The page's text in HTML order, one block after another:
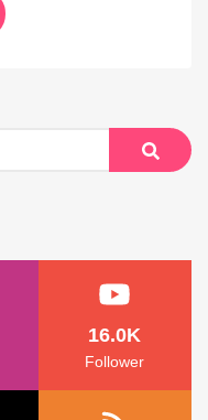
Suche
16.0K
Follower